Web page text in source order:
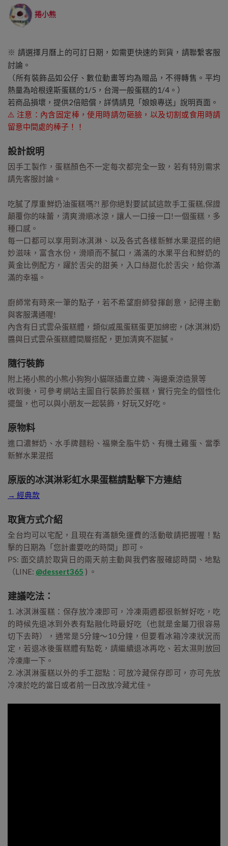
捲小熊
※ 請選擇月曆上的可訂日期，如需更快速的到貨，請聯繫客服
討論。
（所有裝飾品如公仔、數位動畫等均為贈品，不得轉售。平均
熱量為哈根達斯蛋糕的1/5，台灣一般蛋糕的1/4。）
若商品損壞，提供2倍賠償，詳情請見「娘娘專送」說明頁面。
⚠️ 注意：內含固定棒，使用時請勿砸臉，以及切割或食用時請
留意中間處的棒子！！
設計說明
因手工製作，蛋糕顏色不一定每次都完全一致，若有特別需求
請先客服討論。
吃膩了厚重鮮奶油蛋糕嗎?! 那你絕對要試試這款手工蛋糕,保證
顛覆你的味蕾，清爽滑順冰涼，讓人一口接一口!一個蛋糕，多
種口感。
每一口都可以享用到冰淇淋、以及各式各樣新鮮水果混搭的絕
妙滋味，富含水份，滑順而不膩口，滿滿的水果平台和鮮奶的
黃金比例配方，躍於舌尖的甜美，入口絲甜化於舌尖，給你滿
滿的幸福。
廚師常有時來一筆的點子，若不希望廚師發揮創意，記得主動
與客服溝通喔!
內含有日式雲朵蛋糕體，類似戚風蛋糕蛋更加綿密，(冰淇淋)奶
醬與日式雲朵蛋糕體間層搭配，更加清爽不甜膩。
隨行裝飾
附上捲小熊的小熊小狗狗小貓咪插畫立牌、海邊乘涼造景等
收到後，可參考網站主圖自行裝飾於蛋糕，實行完全的個性化
擺盤，也可以與小朋友一起裝飾，好玩又好吃。
原物料
進口濃鮮奶、水手牌麵粉、福樂全脂牛奶、有機土雞蛋、當季
新鮮水果混搭
原版的冰淇淋彩虹水果蛋糕請點擊下方連結
→ 經典款
取貨方式介紹
全台均可以宅配，且現在有滿額免運費的活動敬請把握喔！點
擊的日期為「您計畫要吃的時間」即可。
PS: 面交請於取貨日的兩天前主動與我們客服確認時間、地點
（LINE: @dessert365 ) 。
建議吃法：
1. 冰淇淋蛋糕：保存放冷凍即可，冷凍兩週都很新鮮好吃，吃
的時候先退冰到外表有點融化時最好吃（也就是金屬刀很容易
切下去時），通常是5分鐘～10分鐘，但要看冰箱冷凍狀況而
定，若退冰後蛋糕體有點乾，請繼續退冰再吃、若太濕則放回
冷凍庫一下。
2. 冰淇淋蛋糕以外的手工甜點：可放冷藏保存即可，亦可先放
冷凍於吃的當日或者前一日改放冷藏尤佳。